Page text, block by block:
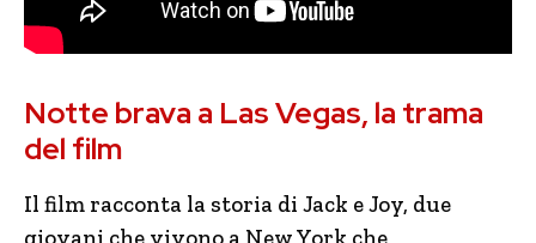
Notte brava a Las Vegas, la trama
del film
Il film racconta la storia di Jack e Joy, due
giovani che vivono a New York che